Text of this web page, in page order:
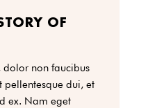
OF
dolor non faucibus
pellentesque dui, et
ex. Nam eget